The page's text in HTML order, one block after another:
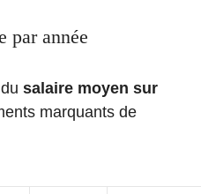
par année
salaire moyen sur
marquants de